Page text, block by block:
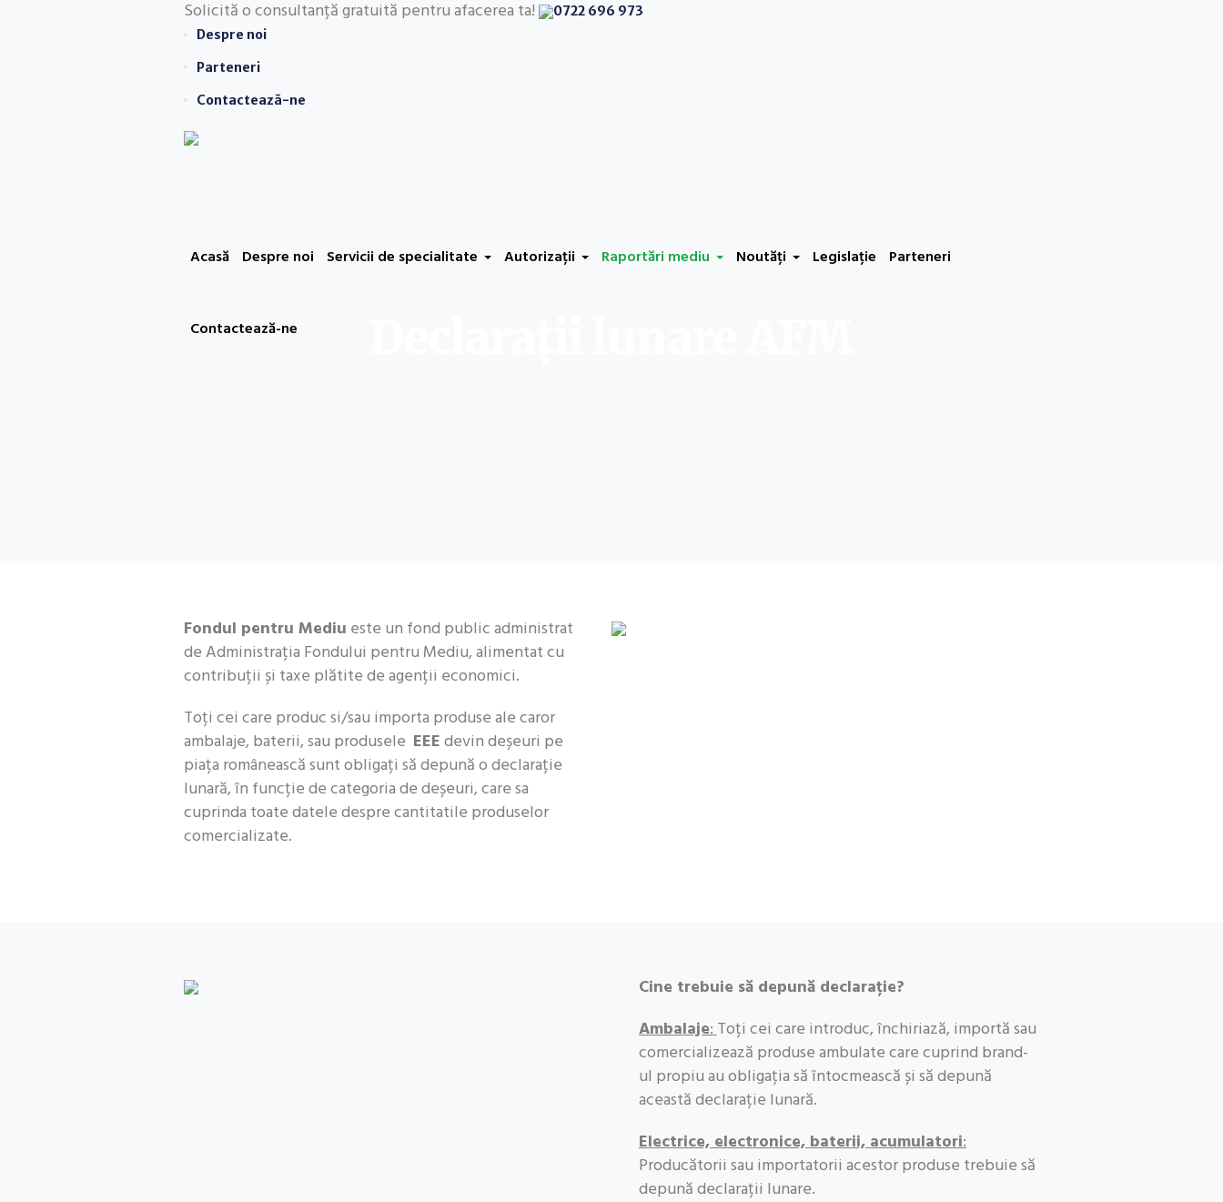
Solicită o consultanță gratuită pentru afacerea ta!
0722 696 973
Despre noi
Parteneri
Contactează-ne
Acasă Despre noi Servicii de specialitate Autorizații Raportări mediu Noutăți Legislație Parteneri
Contactează-ne
Fondul pentru Mediu este un fond public administrat
de Administrația Fondului pentru Mediu, alimentat cu
contribuții și taxe plătite de agenții economici.
Toți cei care produc si/sau importa produse ale caror
ambalaje, baterii, sau produsele EEEdevin deșeuri pe
piața românească sunt obligați să depună o declarație
lunară, în funcție de categoria de deșeuri, care sa
cuprinda toate datele despre cantitatile produselor
comercializate.
Cine trebuie să depună declarație?
Ambalaje:Toți cei care introduc, închiriază, importă sau
comercializează produse ambulate care cuprind brand-
ul propiu au obligația să întocmească și să depună
această declarație lunară.
Electrice, electronice, baterii, acumulatori:
Producătorii sau importatorii acestor produse trebuie să
depună declarații lunare.